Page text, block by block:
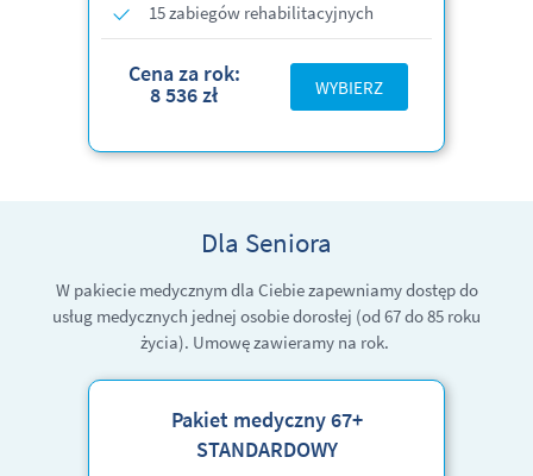
15 zabiegów rehabilitacyjnych
Cena za rok:
8 536 zł WYBIERZ
Dla Seniora
W pakiecie medycznym dla Ciebie zapewniamy dostęp do
usług medycznych jednej osobie dorosłej (od 67 do 85 roku
życia). Umowę zawieramy na rok.
Pakiet medyczny 67+
STANDARDOWY